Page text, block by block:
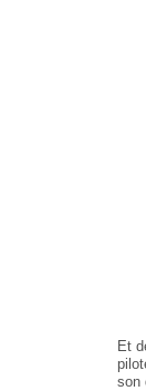
Et
son